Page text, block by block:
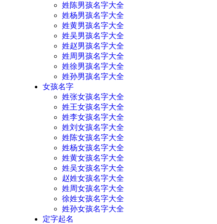
姓陈男孩名字大全
姓杨男孩名字大全
姓黄男孩名字大全
姓吴男孩名字大全
姓赵男孩名字大全
姓周男孩名字大全
姓徐男孩名字大全
姓孙男孩名字大全
女孩名字
姓张女孩名字大全
姓王女孩名字大全
姓李女孩名字大全
姓刘女孩名字大全
姓陈女孩名字大全
姓杨女孩名字大全
姓黄女孩名字大全
姓吴女孩名字大全
赵姓女孩名字大全
姓周女孩名字大全
徐姓女孩名字大全
姓孙女孩名字大全
定字起名